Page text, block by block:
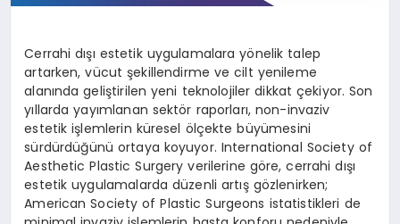
Cerrahi dışı estetik uygulamalara yönelik talep
artarken, vücut şekillendirme ve cilt yenileme
alanında geliştirilen yeni teknolojiler dikkat çekiyor. Son
yıllarda yayımlanan sektör raporları, non-invaziv
estetik işlemlerin küresel ölçekte büyümesini
sürdürdüğünü ortaya koyuyor. International Society of
Aesthetic Plastic Surgery verilerine göre, cerrahi dışı
estetik uygulamalarda düzenli artış gözlenirken;
American Society of Plastic Surgeons istatistikleri de